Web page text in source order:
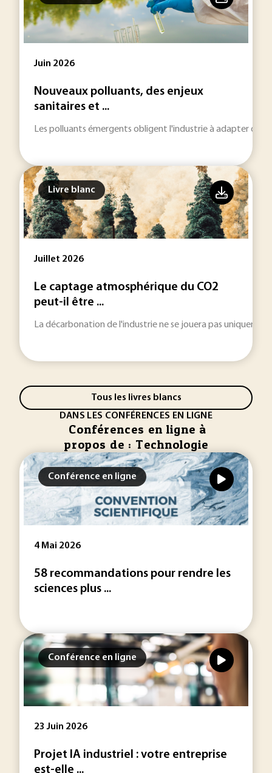
Juin 2026
Nouveaux polluants, des enjeux
sanitaires et ...
Les polluants émergents obligent l'industrie à adapter
Livre blanc
Juillet 2026
Le captage atmosphérique du CO2
peut-il être ...
La décarbonation de l'industrie ne se jouera pas
Tous les livres blancs
DANS LES CONFÉRENCES EN LIGNE
Conférences en ligne à
propos de : Technologie
Conférence en ligne
4 Mai 2026
58 recommandations pour rendre les
sciences plus ...
Conférence en ligne
23 Juin 2026
Projet IA industriel : votre entreprise
est-elle ...